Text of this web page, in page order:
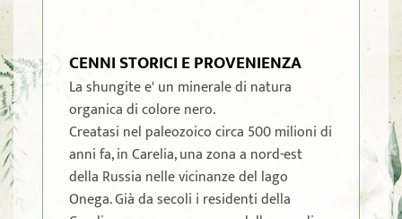
CENNI STORICI E PROVENIENZA
La shungite e' un minerale di natura
organica di colore nero.
Creatasi nel paleozoico circa 500 milioni di
anni fa, in Carelia, una zona a nord-est
della Russia nelle vicinanze del lago
Onega. Già da secoli i residenti della